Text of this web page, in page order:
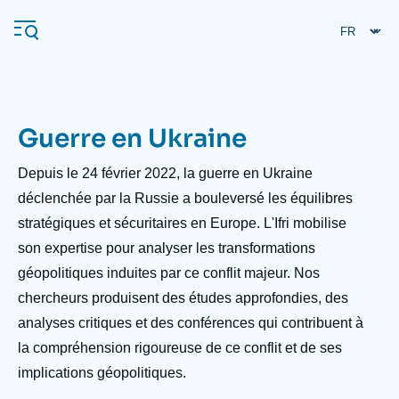
au
contenu
Navigation
principale
L'Ifri
Analyses
Événements
À propos de l'Ifri
L'Ifri en bref
Recherches fréquentes
Proche-Orient
Guerre en Ukraine
Description
Depuis le 24 février 2022, la guerre en Ukraine
déclenchée par la Russie a bouleversé les équilibres
stratégiques et sécuritaires en Europe. L'Ifri mobilise
son expertise pour analyser les transformations
géopolitiques induites par ce conflit majeur. Nos
chercheurs produisent des études approfondies, des
analyses critiques et des conférences qui contribuent à
la compréhension rigoureuse de ce conflit et de ses
implications géopolitiques.